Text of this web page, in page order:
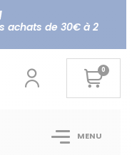
achats de 30€ à 2
0
MENU